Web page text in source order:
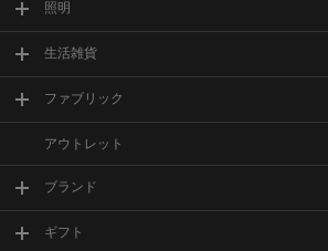
照明
生活雑貨
ファブリック
アウトレット
ブランド
ギフト